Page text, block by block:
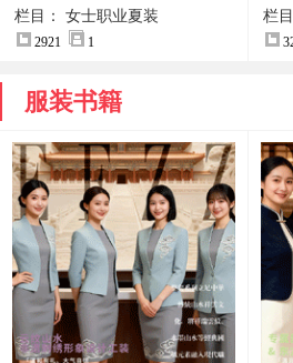
装女正装
栏目： 女士职业夏装
2921 1
马
栏
服装书籍